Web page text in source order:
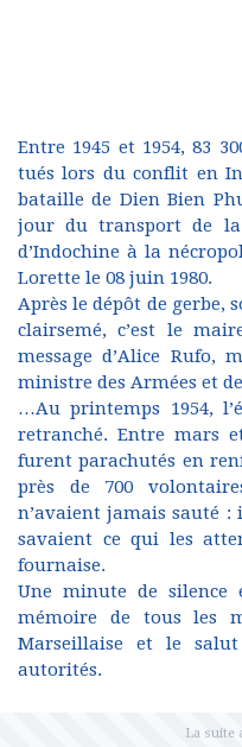
Entre 1945 et 1954, 83
tués lors du conflit en
bataille de Dien Bien
jour du transport de
d’Indochine à la
Lorette le 08 juin 1980.
Après le dépôt de gerbe,
clairsemé, c’est le
message d’Alice Rufo,
ministre des Armées et
…Au printemps 1954,
retranché. Entre mars
furent parachutés en
près de 700
n’avaient jamais sauté
savaient ce qui les
fournaise.
Une minute de silence
mémoire de tous les
Marseillaise et le
autorités.